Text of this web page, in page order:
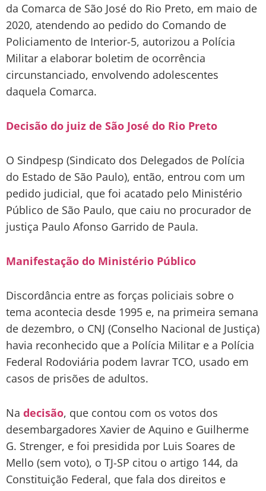
da Comarca de São José do Rio Preto, em maio de
2020, atendendo ao pedido do Comando de
Policiamento de Interior-5, autorizou a Polícia
Militar a elaborar boletim de ocorrência
circunstanciado, envolvendo adolescentes
daquela Comarca.
Decisão do juiz de São José do Rio Preto
O Sindpesp (Sindicato dos Delegados de Polícia
do Estado de São Paulo), então, entrou com um
pedido judicial, que foi acatado pelo Ministério
Público de São Paulo, que caiu no procurador de
justiça Paulo Afonso Garrido de Paula.
Manifestação do Ministério Público
Discordância entre as forças policiais sobre o
tema acontecia desde 1995 e, na primeira semana
de dezembro, o CNJ (Conselho Nacional de Justiça)
havia reconhecido que a Polícia Militar e a Polícia
Federal Rodoviária podem lavrar TCO, usado em
casos de prisões de adultos.
Na decisão, que contou com os votos dos
desembargadores Xavier de Aquino e Guilherme
G. Strenger, e foi presidida por Luis Soares de
Mello (sem voto), o TJ-SP citou o artigo 144, da
Constituição Federal, que fala dos direitos e